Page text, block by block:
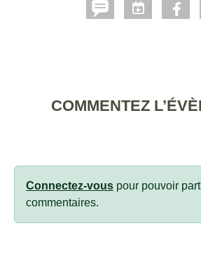
COMMENTEZ
Connectez-vous pour pouvoir
commentaires.